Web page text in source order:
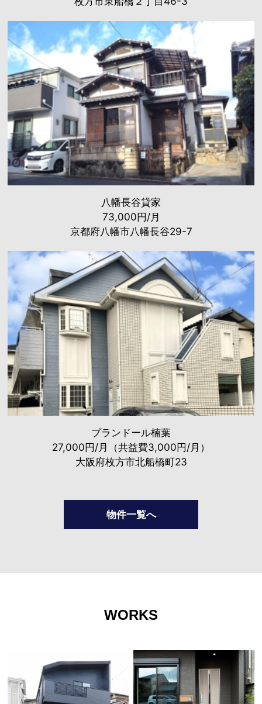
八幡長谷貸家
73,000円/月
京都府八幡市八幡長谷29-7
プランドール楠葉
27,000円/月（共益費3,000円/月）
大阪府枚方市北船橋町23
物件一覧へ
WORKS